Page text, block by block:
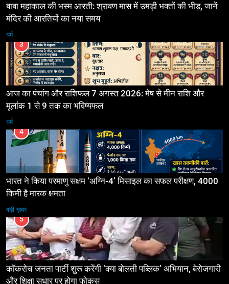
बाबा महाकाल की भस्म आरती: श्रावण मास में उमड़ी भक्तों की भीड़, जानें
मंदिर की आरतियों का नया समय
धर्म
3
आज का पंचांग और राशिफल 7 अगस्त 2026: मेष से मीन राशि और
मूलांक 1 से 9 तक का भविष्यफल
धर्म
4
भारत ने किया परमाणु सक्षम ‘अग्नि-4’ मिसाइल का सफल परीक्षण, 4000
किमी है मारक क्षमता
बड़ी ख़बर
5
कॉकरोच जनता पार्टी शुरू करेंगी ‘क्या बोलती पब्लिक’ अभियान, बेरोजगारी
और शिक्षा सुधार पर होगा फोकस